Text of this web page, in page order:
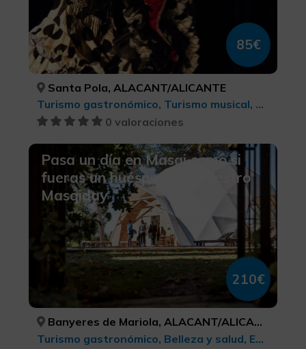
85€
Santa Pola, ALACANT/ALICANTE
Turismo gastronómico, Turismo musical, Ecoturismo, Red de centros Arte Contemporáneo, Turismo de ocio y diversión, Turismo cultural, Turismo rural y natural
0 valoraciones
Pasa un día en Masqi como si
fueras un huésped con nuestro
Masqiday
210€
Banyeres de Mariola, ALACANT/ALICANTE
Turismo gastronómico, Belleza y salud, Experiencias Gastronómicas l'Exquisit Mediterrani